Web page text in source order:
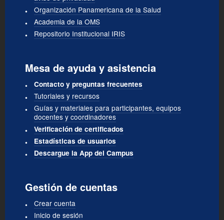
Organización Panamericana de la Salud
Academia de la OMS
Repositorio Institucional IRIS
Mesa de ayuda y asistencia
Contacto y preguntas frecuentes
Tutoriales y recursos
Guías y materiales para participantes, equipos
docentes y coordinadores
Verificación de certificados
Estadísticas de usuarios
Descargue la App del Campus
Gestión de cuentas
Crear cuenta
Inicio de sesión